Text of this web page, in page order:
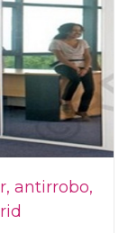
antirrobo,